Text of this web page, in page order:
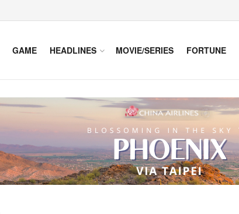
GAME HEADLINES MOVIE/SERIES FORTUNE